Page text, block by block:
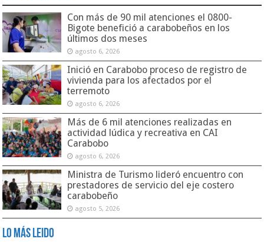
Con más de 90 mil atenciones el 0800-
Bigote benefició a carabobeños en los
últimos dos meses
agosto 6, 2026
Inició en Carabobo proceso de registro de
vivienda para los afectados por el
terremoto
agosto 6, 2026
Más de 6 mil atenciones realizadas en
actividad lúdica y recreativa en CAI
Carabobo
agosto 6, 2026
Ministra de Turismo lideró encuentro con
prestadores de servicio del eje costero
carabobeño
agosto 5, 2026
Lo Más Leido